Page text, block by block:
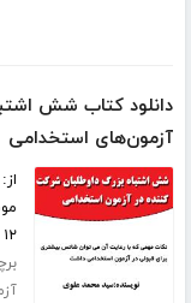
دانلود کتاب شش
آزمون‌های استخدامی
۱۲ صفحه